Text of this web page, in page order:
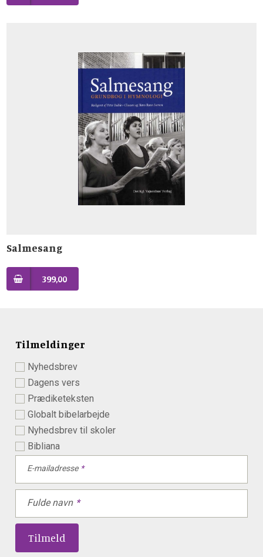
Salmesang
399,00
Tilmeldinger
Nyhedsbrev
Dagens vers
Prædiketeksten
Globalt bibelarbejde
Nyhedsbrev til skoler
Bibliana
E-mailadresse
Fulde navn